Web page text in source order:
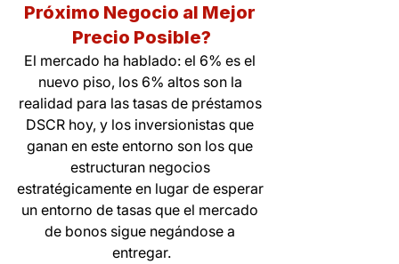
Próximo Negocio al Mejor
Precio Posible?
El mercado ha hablado: el 6% es el
nuevo piso, los 6% altos son la
realidad para las tasas de préstamos
DSCR hoy, y los inversionistas que
ganan en este entorno son los que
estructuran negocios
estratégicamente en lugar de esperar
un entorno de tasas que el mercado
de bonos sigue negándose a
entregar.